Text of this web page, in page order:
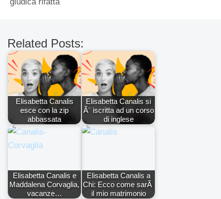
Related Posts:
Elisabetta Canalis
esce con la zip
abbassata
Elisabetta Canalis si
Ã¨ iscritta ad un corso
di inglese
Elisabetta Canalis e
Maddalena Corvaglia,
vacanze…
Elisabetta Canalis a
Chi: Ecco come sarÃ
il mio matrimonio